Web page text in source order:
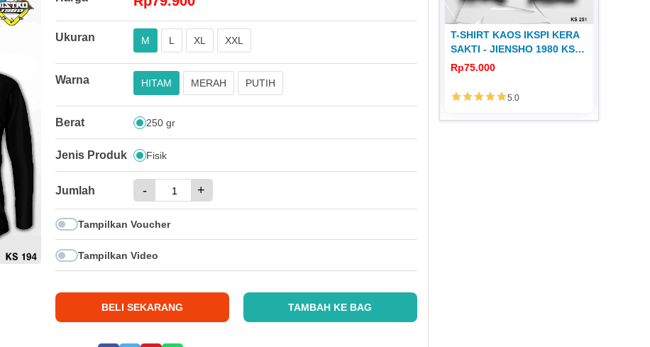
Ukuran M L XL XXL
Warna HITAM MERAH PUTIH
Berat 250 gr
Jenis Produk Fisik
Jumlah - +
Tampilkan Voucher
Tampilkan Video
BELI SEKARANG TAMBAH KE BAG
Rp65.000
T-SHIRT KAOS IKSPI KERA
SAKTI - JIENSHO 1980 KS
251
Rp75.000
5.0